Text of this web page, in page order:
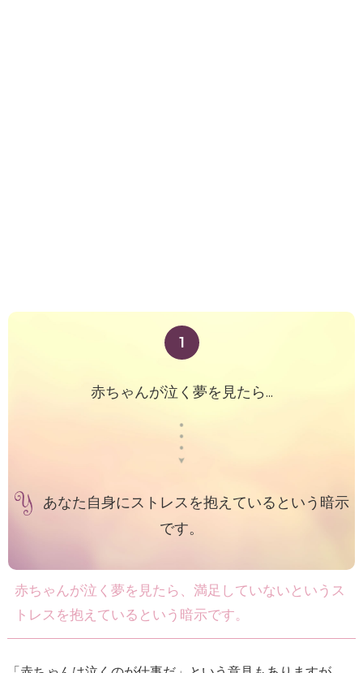
1
赤ちゃんが泣く夢を見たら...
あなた自身にストレスを抱えているという暗示
です。
赤ちゃんが泣く夢を見たら、満足していないというス
トレスを抱えているという暗示です。